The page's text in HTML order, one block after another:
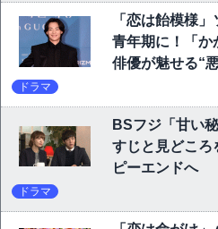
「恋は飴模様
青年期に！「か
俳優が魅せる“
ドラマ
BSフジ「甘い
すじと見どころ
ピーエンドへ
ドラマ